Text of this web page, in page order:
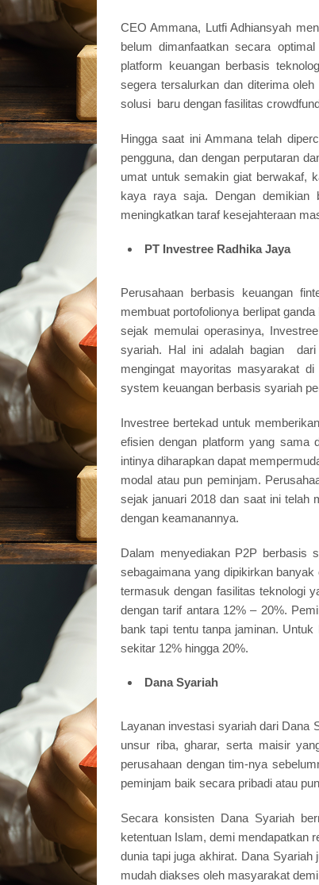
CEO Ammana, Lutfi Adhiansyah
belum dimanfaatkan secara
platform keuangan berbasis
segera tersalurkan dan diterima
solusi baru dengan fasilitas
Hingga saat ini Ammana telah
pengguna, dan dengan perputaran
umat untuk semakin giat berwakaf,
kaya raya saja. Dengan demikian
meningkatkan taraf kesejahteraan
PT Investree Radhika Jaya
Perusahaan berbasis keuangan
membuat portofolionya berlipat
sejak memulai operasinya,
syariah. Hal ini adalah bagian
mengingat mayoritas masyarakat
system keuangan berbasis syariah
Investree bertekad untuk
efisien dengan platform yang sama
intinya diharapkan dapat
modal atau pun peminjam.
sejak januari 2018 dan saat ini telah
dengan keamanannya.
Dalam menyediakan P2P berbasis
sebagaimana yang dipikirkan
termasuk dengan fasilitas teknologi
dengan tarif antara 12% – 20%.
bank tapi tentu tanpa jaminan.
sekitar 12% hingga 20%.
Dana Syariah
Layanan investasi syariah dari Dana
unsur riba, gharar, serta maisir
perusahaan dengan tim-nya
peminjam baik secara pribadi atau
Secara konsisten Dana Syariah
ketentuan Islam, demi mendapatkan
dunia tapi juga akhirat. Dana
mudah diakses oleh masyarakat